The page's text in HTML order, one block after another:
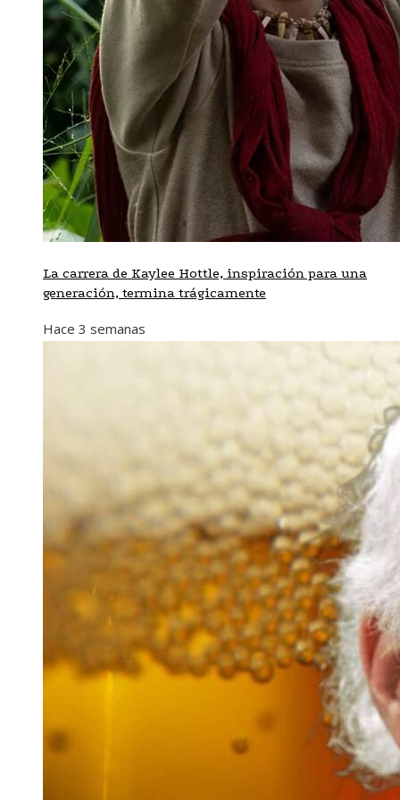
La carrera de Kaylee Hottle, inspiración para una
generación, termina trágicamente
Hace 3 semanas